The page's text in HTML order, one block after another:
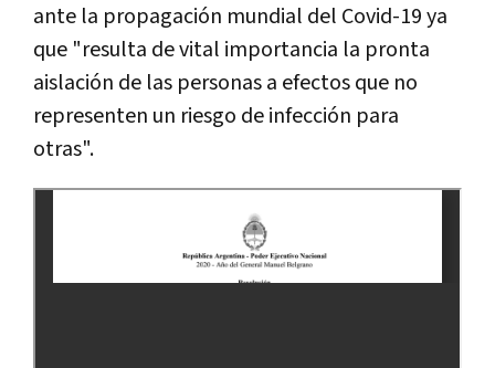
ante la propagación mundial del Covid-19 ya
que "resulta de vital importancia la pronta
aislación de las personas a efectos que no
representen un riesgo de infección para
otras".